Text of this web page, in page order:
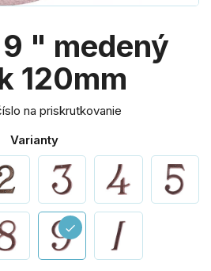
" medený
120mm
na priskrutkovanie
Varianty
check